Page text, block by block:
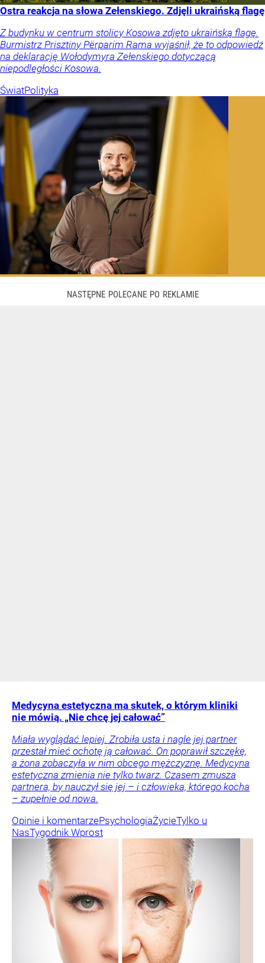
Ostra reakcja na słowa Zełenskiego. Zdjęli ukraińską flagę
Z budynku w centrum stolicy Kosowa zdjęto ukraińską flagę.
Burmistrz Prisztiny Përparim Rama wyjaśnił, że to odpowiedź
na deklarację Wołodymyra Zełenskiego dotyczącą
niepodległości Kosowa.
ŚwiatPolityka
Medycyna estetyczna ma skutek, o którym kliniki
nie mówią. „Nie chcę jej całować”
Miała wyglądać lepiej. Zrobiła usta i nagle jej partner
przestał mieć ochotę ją całować. On poprawił szczękę,
a żona zobaczyła w nim obcego mężczyznę. Medycyna
estetyczna zmienia nie tylko twarz. Czasem zmusza
partnera, by nauczył się jej – i człowieka, którego kocha
– zupełnie od nowa.
Opinie i komentarzePsychologiaŻycieTylko u
NasTygodnik Wprost